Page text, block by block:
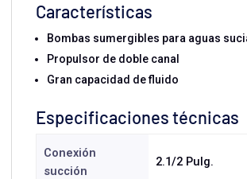
Características
Bombas sumergibles para aguas
Propulsor de doble canal
Gran capacidad de fluido
Especificaciones técnicas
Conexión
succión
2.1/2 Pulg.